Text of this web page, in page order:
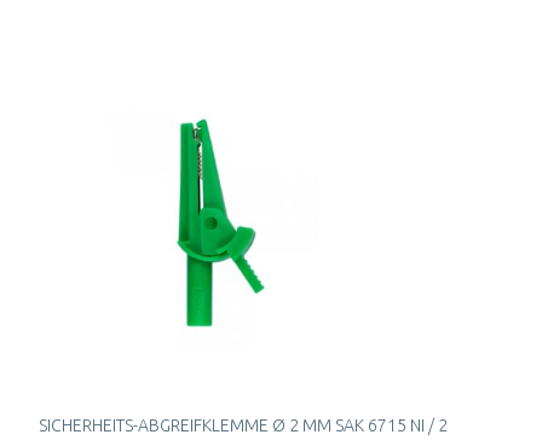
SICHERHEITS-ABGREIFKLEMME Ø 2 MM SAK 6715 NI / 2